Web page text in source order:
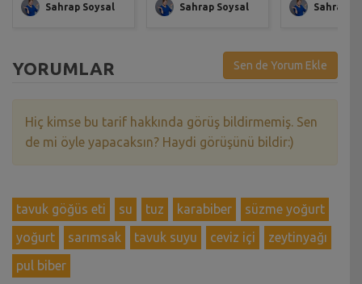
Sahrap Soysal Sahrap Soysal Sahrap
YORUMLAR Sen de Yorum Ekle
Hiç kimse bu tarif hakkında görüş bildirmemiş. Sen
de mi öyle yapacaksın? Haydi görüşünü bildir:)
tavuk göğüs eti su tuz karabiber
süzme yoğurt
yoğurt
sarımsak tavuk suyu ceviz içi
zeytinyağı
pul biber